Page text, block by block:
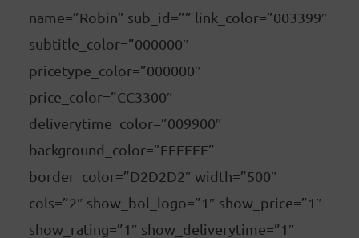
name=”Robin” sub_id=”” link_color=”003399″
subtitle_color=”000000″
pricetype_color=”000000″
price_color=”CC3300″
deliverytime_color=”009900″
background_color=”FFFFFF”
border_color=”D2D2D2″ width=”500″
cols=”2″ show_bol_logo=”1″ show_price=”1″
show_rating=”1″ show_deliverytime=”1″